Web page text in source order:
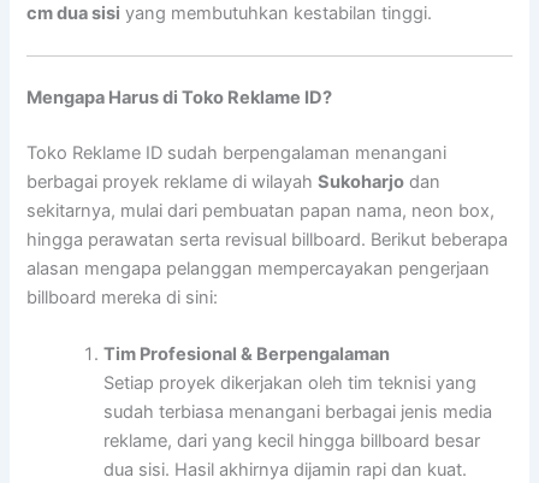
cm dua sisi yang membutuhkan kestabilan tinggi.
Mengapa Harus di Toko Reklame ID?
Toko Reklame ID sudah berpengalaman menangani
berbagai proyek reklame di wilayahSukoharjo dan
sekitarnya, mulai dari pembuatan papan nama, neon box,
hingga perawatan serta revisual billboard. Berikut beberapa
alasan mengapa pelanggan mempercayakan pengerjaan
billboard mereka di sini:
Tim Profesional & Berpengalaman
Setiap proyek dikerjakan oleh tim teknisi yang
sudah terbiasa menangani berbagai jenis media
reklame, dari yang kecil hingga billboard besar
dua sisi. Hasil akhirnya dijamin rapi dan kuat.